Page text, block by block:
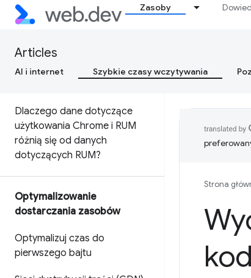
Zasoby
Articles
AI i internet Szybkie czasy wczytywania
terenie
polowe mogą się różnić (oraz
co należy zrobić w związku z
Dlaczego dane dotyczące
użytkowania Chrome i RUM
różnią się od danych
dotyczących RUM?
Optymalizowanie
dostarczania zasobów
Optymalizuj czas do
pierwszego bajtu
Strona